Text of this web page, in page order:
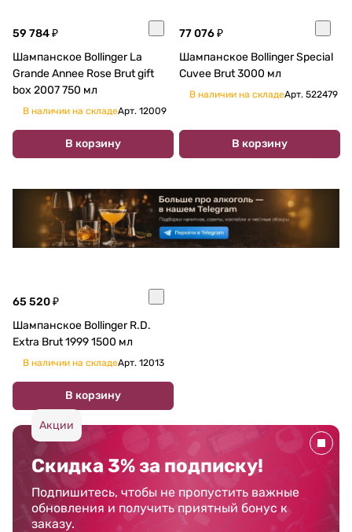
59 784 ₽
Шампанское Bollinger La
Grande Annee Rose Brut gift
box 2007 750 мл
В наличии на складеАрт. 12009
В корзину
77 076 ₽
Шампанское Bollinger Special
Cuvee Brut 3000 мл
В наличии на складеАрт. 522479
В корзину
65 520 ₽
Шампанское Bollinger R.D.
Extra Brut 1999 1500 мл
В наличии на складеАрт. 12013
В корзину
Акции
Скидка 3% за подписку!
Подпишитесь, чтобы не пропустить важные
обновления и получить приятный бонус к
заказу.